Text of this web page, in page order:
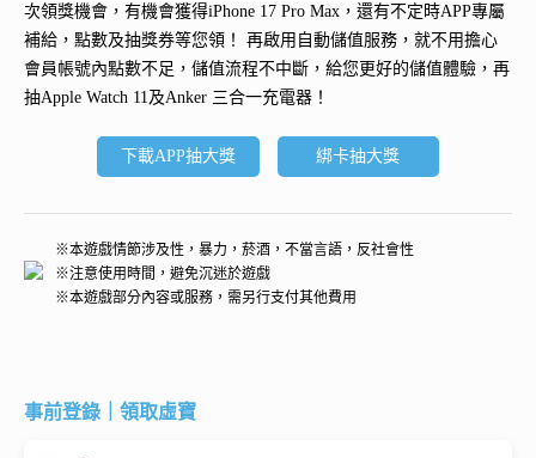
次領獎機會，有機會獲得iPhone 17 Pro Max ，還有不定時APP專屬
補給，點數及抽獎券等您領！ 再啟用自動儲值服務 ，就不用擔心
會員帳號內點數不足，儲值流程不中斷，給您更好的儲值體驗，再
抽Apple Watch 11及Anker 三合一充電器 ！
下載APP抽大獎 綁卡抽大獎
※本遊戲情節涉及性，暴力，菸酒，不當言語，反社會性
※注意使用時間，避免沉迷於遊戲
※本遊戲部分內容或服務，需另行支付其他費用
事前登錄｜領取虛寶